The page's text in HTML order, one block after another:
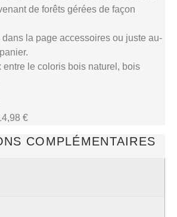
de forêts gérées de façon
la page accessoires ou juste au-
entre le coloris bois naturel, bois
€
COMPLÉMENTAIRES